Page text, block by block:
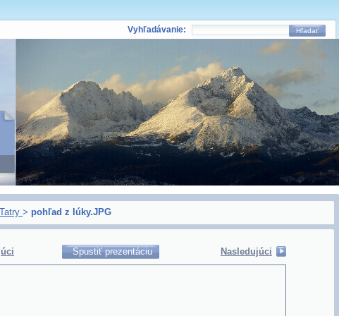
> pohľad z lúky.JPG
Spustiť prezentáciu Nasledujúci
Vyhľadávanie: Hľadať